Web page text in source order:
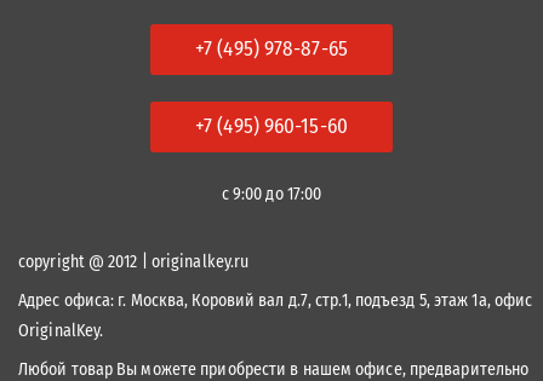
+7 (495) 978-87-65
+7 (495) 960-15-60
с 9:00 до 17:00
copyright @ 2012 | originalkey.ru
Адрес офиса: г. Москва, Коровий вал д.7, стр.1, подъезд 5, этаж 1а, офис
OriginalKey.
Любой товар Вы можете приобрести в нашем офисе, предварительно